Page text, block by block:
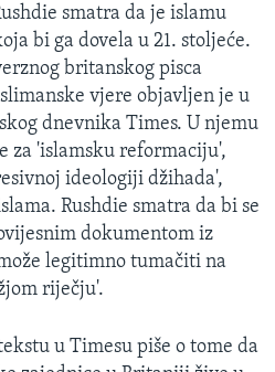
smatra da je islamu
bi ga dovela u 21. stoljeće.
britanskog pisca
vjere objavljen je u
dnevnika Times. U njemu
za 'islamsku reformaciju',
ideologiji džihada',
Rushdie smatra da bi se
dokumentom iz
legitimno tumačiti na
riječju'.
u Timesu piše o tome da